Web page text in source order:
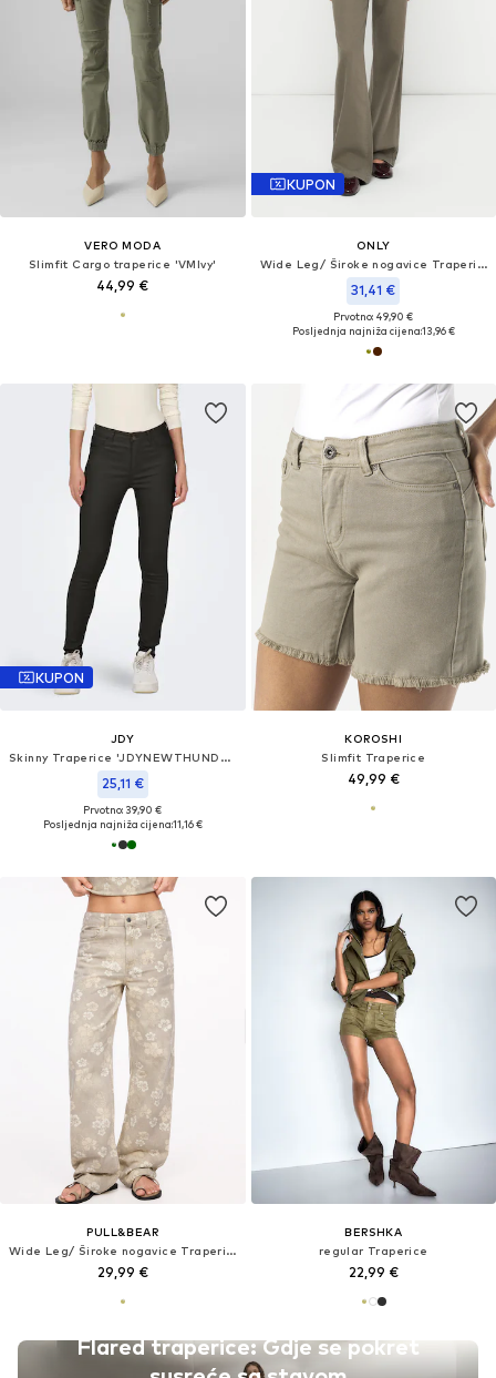
VERO MODA
Slimfit Cargo traperice 'VMIvy'
44,99 €
KUPON
ONLY
Wide Leg/ Široke nogavice Traperice 'ONLJUICY'
31,41 €
Prvotno: 49,90 €
Posljednja najniža cijena:13,96 €
KUPON
JDY
Skinny Traperice 'JDYNEWTHUNDER'
25,11 €
Prvotno: 39,90 €
Posljednja najniža cijena:11,16 €
KOROSHI
Slimfit Traperice
49,99 €
PULL&BEAR
Wide Leg/ Široke nogavice Traperice
29,99 €
Flared traperice: Gdje se pokret
BERSHKA
regular Traperice
22,99 €